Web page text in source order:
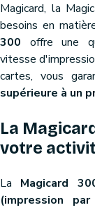
Magicard, la
besoins en
300 offre une
vitesse
cartes, vous
supérieure à un
La
votre
La Magicard
(impression